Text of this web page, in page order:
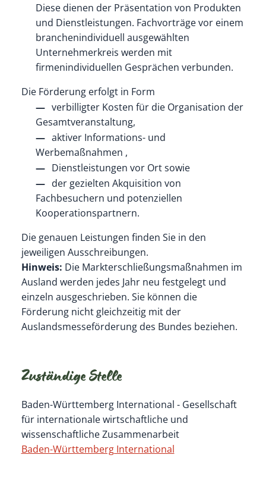
Diese dienen der Präsentation von Produkten
und Dienstleistungen. Fachvorträge vor einem
branchenindividuell ausgewählten
Unternehmerkreis werden mit
firmenindividuellen Gesprächen verbunden.
Die Förderung erfolgt in Form
verbilligter Kosten für die Organisation der
Gesamtveranstaltung,
aktiver Informations- und
Werbemaßnahmen ,
Dienstleistungen vor Ort sowie
der gezielten Akquisition von
Fachbesuchern und potenziellen
Kooperationspartnern.
Die genauen Leistungen finden Sie in den
jeweiligen Ausschreibungen.
Hinweis: Die Markterschließungsmaßnahmen im
Ausland werden jedes Jahr neu festgelegt und
einzeln ausgeschrieben. Sie können die
Förderung nicht gleichzeitig mit der
Auslandsmesseförderung des Bundes beziehen.
Zuständige Stelle
Baden-Württemberg International - Gesellschaft
für internationale wirtschaftliche und
wissenschaftliche Zusammenarbeit
Baden-Württemberg International